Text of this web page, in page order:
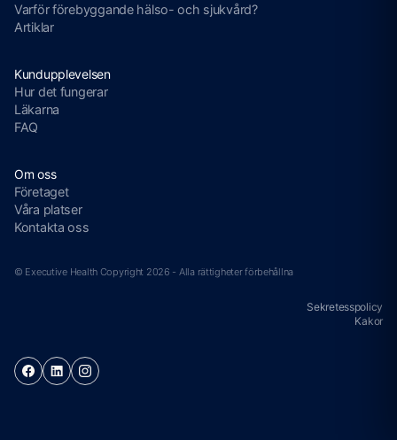
Varför förebyggande hälso- och sjukvård?
Artiklar
Kundupplevelsen
Hur det fungerar
Läkarna
FAQ
Om oss
Företaget
Våra platser
Kontakta oss
© Executive Health Copyright 2026 - Alla rättigheter förbehållna
Sekretesspolicy
Kakor